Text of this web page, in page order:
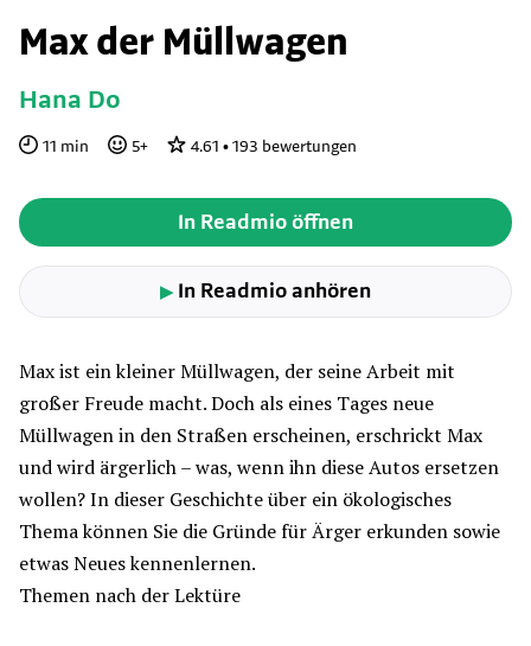
Max der Müllwagen
Hana Do
11 min 5+ 4.61 • 193 bewertungen
In Readmio öffnen
▶In Readmio anhören
Max ist ein kleiner Müllwagen, der seine Arbeit mit
großer Freude macht. Doch als eines Tages neue
Müllwagen in den Straßen erscheinen, erschrickt Max
und wird ärgerlich – was, wenn ihn diese Autos ersetzen
wollen? In dieser Geschichte über ein ökologisches
Thema können Sie die Gründe für Ärger erkunden sowie
etwas Neues kennenlernen.
Themen nach der Lektüre